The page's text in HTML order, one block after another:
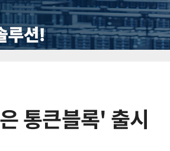
통큰블록' 출시
6
배민, 라이더 PASS 본인인